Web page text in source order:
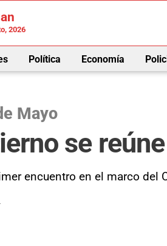
2026
Política Economía
Mayo
se
encuentro en el marco del